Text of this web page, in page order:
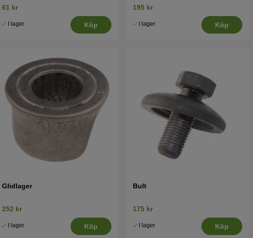
61 kr
I lager Köp
195 kr
I lager Köp
Glidlager
252 kr
I lager Köp
Bult
175 kr
I lager Köp